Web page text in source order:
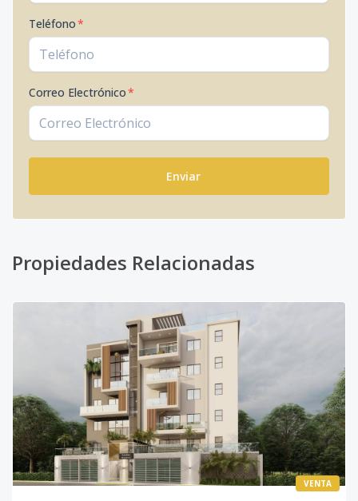
Teléfono*
Correo Electrónico*
Enviar
Propiedades Relacionadas
VENTA